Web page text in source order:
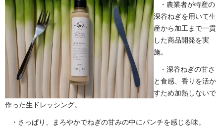
・農業者が特産の
深谷ねぎを用いて生
産から加工まで一貫
した商品開発を実
施。
・深谷ねぎの甘さ
と食感、香りを活か
すため加熱しないで
作った生ドレッシング。
・さっぱり、まろやかでねぎの甘みの中にパンチを感じる味。